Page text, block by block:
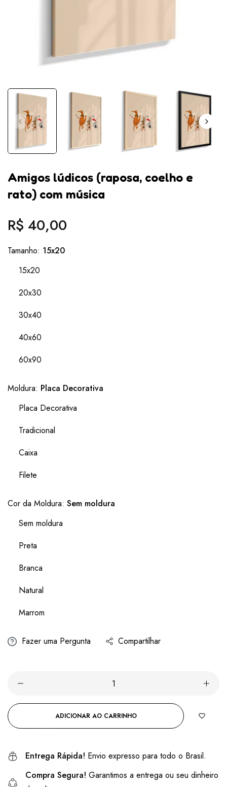
Amigos lúdicos (raposa, coelho e
rato) com música
Preço
normal
R$ 40,00
Tamanho: 15x20
15x20
20x30
30x40
40x60
60x90
Moldura: Placa Decorativa
Placa Decorativa
Tradicional
Caixa
Filete
Cor da Moldura: Sem moldura
Sem moldura
Preta
Branca
Natural
Marrom
Fazer uma Pergunta Compartilhar
ADICIONAR AO CARRINHO
Entrega Rápida! Envio expresso para todo o Brasil.
Compra Segura! Garantimos a entrega ou seu dinheiro